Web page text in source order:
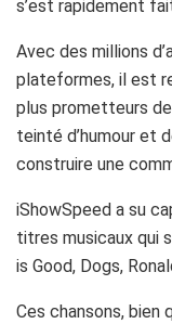
s’est rapidement
Avec des millions
plateformes, il est
plus prometteurs
teinté d’humour et
construire une
iShowSpeed a su
titres musicaux qui
is Good, Dogs,
Ces chansons, bien